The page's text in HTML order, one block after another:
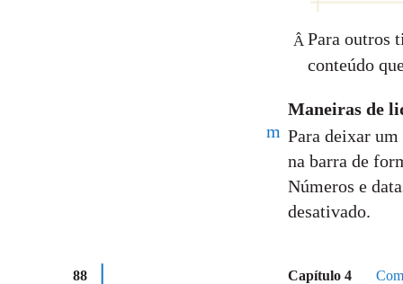
Para outros
Â
conteúdo
Maneiras de
Para deixar
m
na barra de
Números e
desativado.
88 Capítulo 4